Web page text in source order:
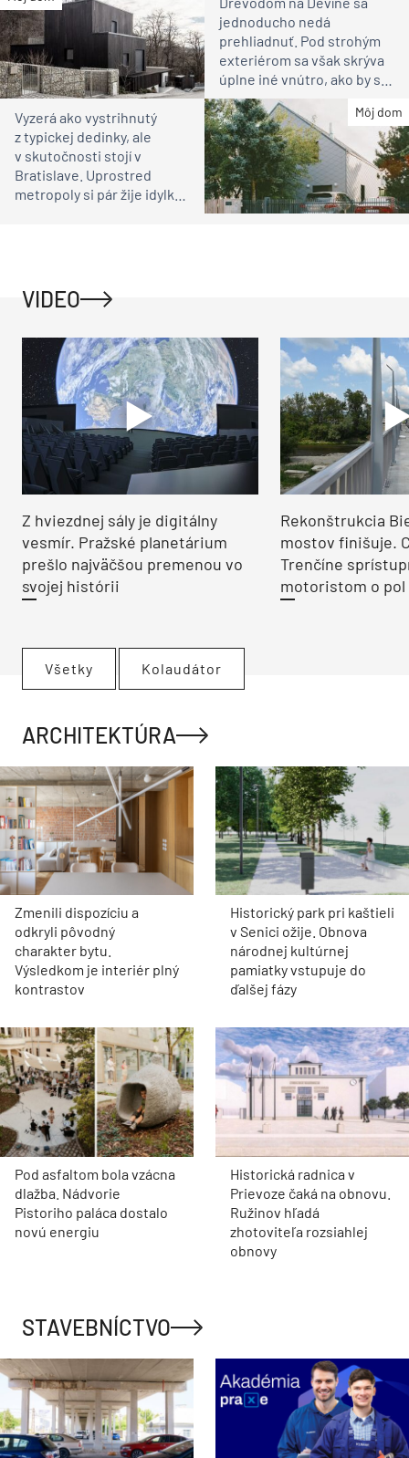
jednoducho nedá
prehliadnuť. Pod strohým
exteriérom sa však skrýva
úplne iné vnútro, ako by ste
čakali
Môj dom
Vyzerá ako vystrihnutý
z typickej dedinky, ale
v skutočnosti stojí v
Bratislave. Uprostred
metropoly si pár žije idylku
VIDEO
Z hviezdnej sály je digitálny
vesmír. Pražské planetárium
prešlo najväčšou premenou vo
svojej histórii
Rekonštrukcia
mostov finišuje.
Trenčíne
motoristom o pol
Všetky Kolaudátor
ARCHITEKTÚRA
Zmenili dispozíciu a
odkryli pôvodný
charakter bytu.
Výsledkom je interiér plný
kontrastov
Historický park pri kaštieli
v Senici ožije. Obnova
národnej kultúrnej
pamiatky vstupuje do
ďalšej fázy
Pod asfaltom bola vzácna
dlažba. Nádvorie
Pistoriho paláca dostalo
novú energiu
Historická radnica v
Prievoze čaká na obnovu.
Ružinov hľadá
zhotoviteľa rozsiahlej
obnovy
STAVEBNÍCTVO